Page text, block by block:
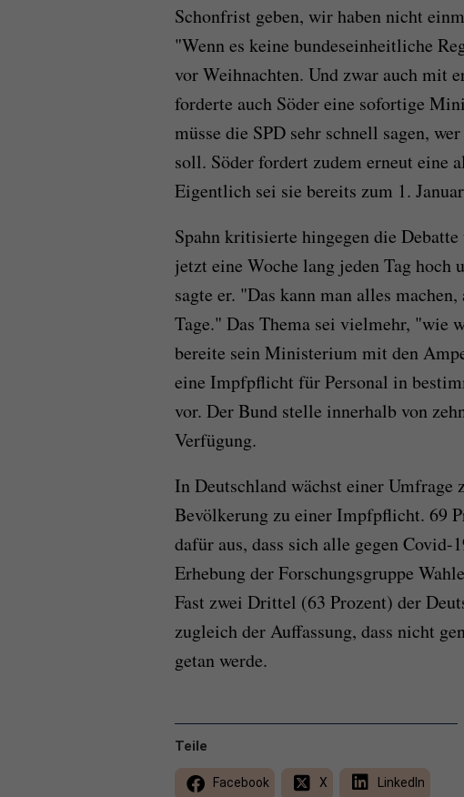
Schonfrist geben, wir haben nicht
"Wenn es keine bundeseinheitliche
vor Weihnachten. Und zwar auch mit
forderte auch Söder eine sofortige
müsse die SPD sehr schnell sagen,
soll. Söder fordert zudem erneut eine
Eigentlich sei sie bereits zum 1.
Spahn kritisierte hingegen die
jetzt eine Woche lang jeden Tag
sagte er. "Das kann man alles
Tage." Das Thema sei vielmehr, "wie
bereite sein Ministerium mit den
eine Impfpflicht für Personal in
vor. Der Bund stelle innerhalb von
Verfügung.
In Deutschland wächst einer
Bevölkerung zu einer Impfpflicht. 69
dafür aus, dass sich alle gegen Covid-
Erhebung der Forschungsgruppe
Fast zwei Drittel (63 Prozent) der
zugleich der Auffassung, dass nicht
getan werde.
Teile
Facebook X LinkedIn